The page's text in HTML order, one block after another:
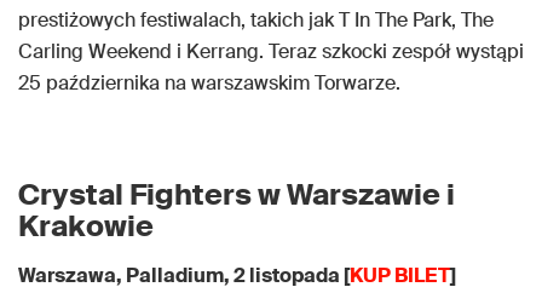
prestiżowych festiwalach, takich jak T In The Park, The
Carling Weekend i Kerrang. Teraz szkocki zespół wystąpi
25 października na warszawskim Torwarze.
Crystal Fighters w Warszawie i
Krakowie
Warszawa, Palladium, 2 listopada [KUP BILET]